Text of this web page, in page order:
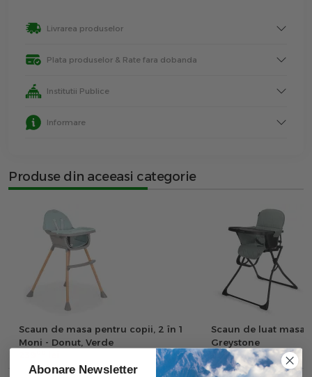
Livrarea produselor
Plata produselor & Rate fara dobanda
Institutii Publice
Informare
Produse din aceeasi categorie
Scaun de masa pentru copii, 2 în 1
Moni - Donut, Verde
Scaun de luat masa
Greystone
27500 lei
Abonare Newsletter